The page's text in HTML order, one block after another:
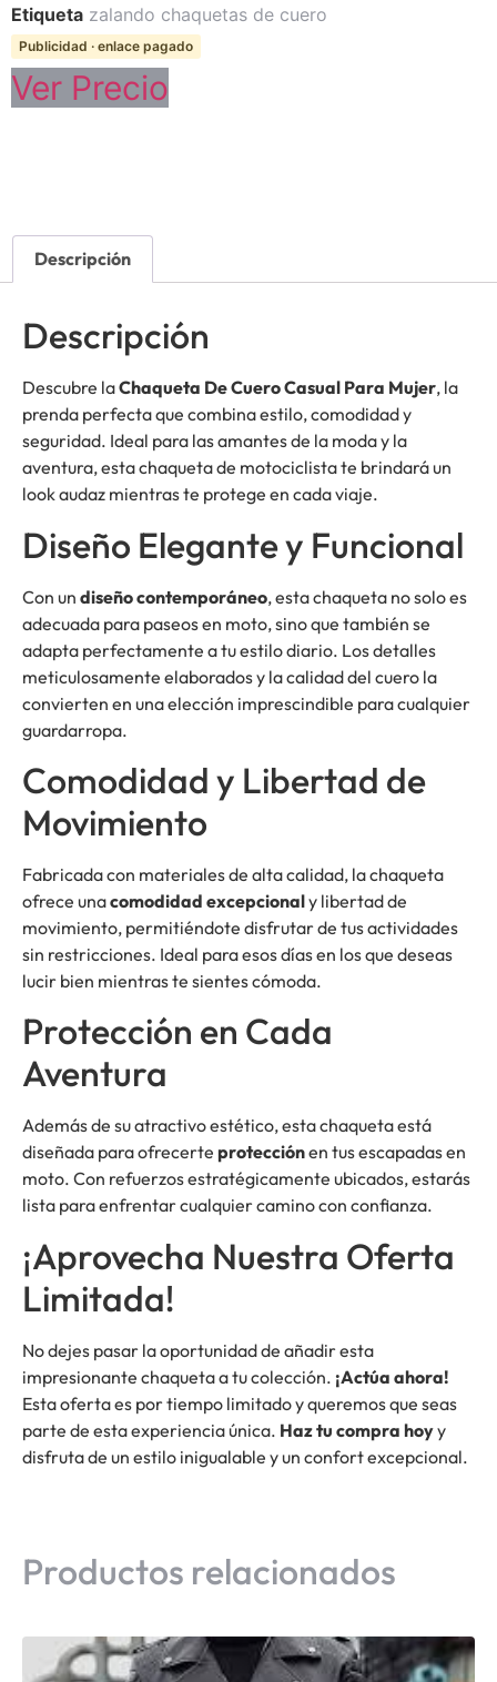
Etiqueta zalando chaquetas de cuero
Publicidad · enlace pagado
Ver Precio
Descripción
Descripción
Descubre laChaqueta De Cuero Casual Para Mujer, la
prenda perfecta que combina estilo, comodidad y
seguridad. Ideal para las amantes de la moda y la
aventura, esta chaqueta de motociclista te brindará un
look audaz mientras te protege en cada viaje.
Diseño Elegante y Funcional
Con un diseño contemporáneo, esta chaqueta no solo es
adecuada para paseos en moto, sino que también se
adapta perfectamente a tu estilo diario. Los detalles
meticulosamente elaborados y la calidad del cuero la
convierten en una elección imprescindible para cualquier
guardarropa.
Comodidad y Libertad de
Movimiento
Fabricada con materiales de alta calidad, la chaqueta
ofrece unacomodidad excepcionaly libertad de
movimiento, permitiéndote disfrutar de tus actividades
sin restricciones. Ideal para esos días en los que deseas
lucir bien mientras te sientes cómoda.
Protección en Cada
Aventura
Además de su atractivo estético, esta chaqueta está
diseñada para ofrecerte protecciónen tus escapadas en
moto. Con refuerzos estratégicamente ubicados, estarás
lista para enfrentar cualquier camino con confianza.
¡Aprovecha Nuestra Oferta
Limitada!
No dejes pasar la oportunidad de añadir esta
impresionante chaqueta a tu colección. ¡Actúa ahora!
Esta oferta es por tiempo limitado y queremos que seas
parte de esta experiencia única. Haz tu compra hoyy
disfruta de un estilo inigualable y un confort excepcional.
Productos relacionados